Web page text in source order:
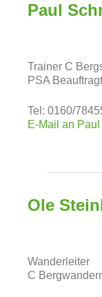
Paul
Trainer C
PSA
Tel: 0160/
E-Mail an Paul
Ole
C